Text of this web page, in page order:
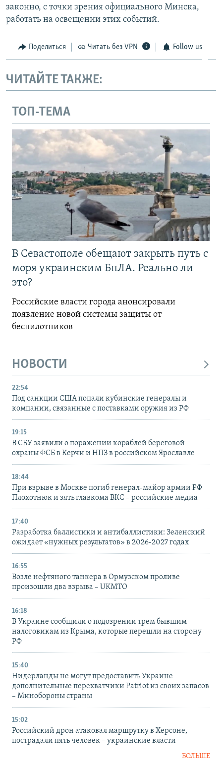
законно, с точки зрения официального Минска,
работать на освещении этих событий.
Поделиться Читать без VPN Follow us
ЧИТАЙТЕ ТАКЖЕ:
ТОП-ТЕМА
В Севастополе обещают закрыть путь с
моря украинским БпЛА. Реально ли
это?
Российские власти города анонсировали
появление новой системы защиты от
беспилотников
НОВОСТИ
22:54
Под санкции США попали кубинские генералы и
компании, связанные с поставками оружия из РФ
19:15
В СБУ заявили о поражении кораблей береговой
охраны ФСБ в Керчи и НПЗ в российском Ярославле
18:44
При взрыве в Москве погиб генерал-майор армии РФ
Плохотнюк и зять главкома ВКС – российские медиа
17:40
Разработка баллистики и антибаллистики: Зеленский
ожидает «нужных результатов» в 2026-2027 годах
16:55
Возле нефтяного танкера в Ормузском проливе
произошли два взрыва – UKMTO
16:18
В Украине сообщили о подозрении трем бывшим
налоговикам из Крыма, которые перешли на сторону
РФ
15:40
Нидерланды не могут предоставить Украине
дополнительные перехватчики Patriot из своих запасов
– Минобороны страны
15:02
Российский дрон атаковал маршрутку в Херсоне,
пострадали пять человек – украинские власти
БОЛЬШЕ